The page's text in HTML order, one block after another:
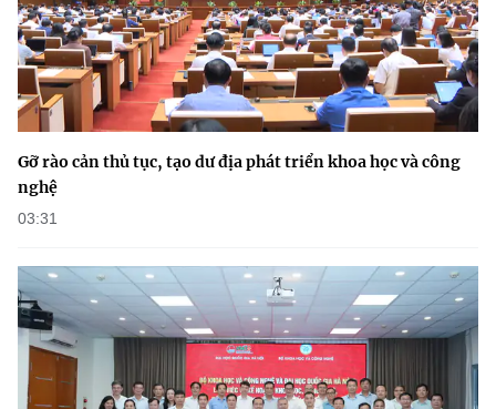
Gỡ rào cản thủ tục, tạo dư địa phát triển khoa học và công
nghệ
03:31